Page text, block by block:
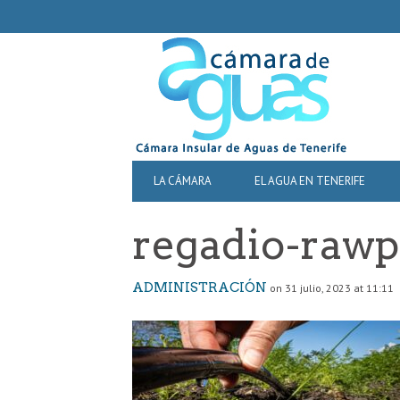
NAVIGATION
PRIMARY
NAVIGATION
LA CÁMARA EL AGUA EN TENERIFE
regadio-
ADMINISTRACIÓN on 31 julio, 2023 at 11:11